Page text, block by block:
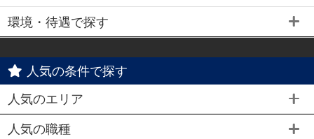
環境・待遇で探す
人気の条件で探す
人気のエリア
人気の職種